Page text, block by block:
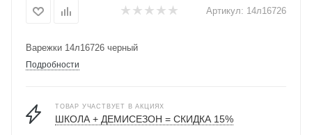
Артикул: 14л16726
Варежки 14л16726 черный
Подробности
ТОВАР УЧАСТВУЕТ В АКЦИЯХ
ШКОЛА + ДЕМИСЕЗОН = СКИДКА 15%